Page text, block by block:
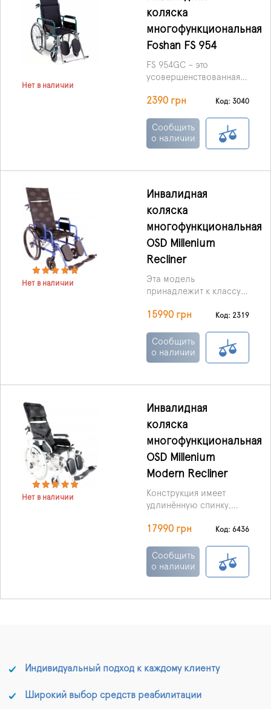
Нет в наличии
коляска
многофункциональная
Foshan FS 954
FS 954GC – это
усовершенствованная
кресла, обладающая
дополнительными
опциями, призванными
облегчить жизнь
передвижения.
2390 грн Код: 3040
Сообщить
о наличии
Нет в наличии
Инвалидная
коляска
многофункциональная
OSD Millenium
Recliner
Эта модель
принадлежит к классу
инвалидных колясок,
подходят для
использования, как в
домашних условиях, так
15990 грн Код: 2319
Сообщить
о наличии
Нет в наличии
Инвалидная
коляска
многофункциональная
OSD Millenium
Modern Recliner
Конструкция имеет
удлинённую спинку,
регулируется до 160
возможность
пользователю не
просто бодрствовать, а
17990 грн Код: 6436
Сообщить
о наличии
Индивидуальный подход к каждому клиенту
Широкий выбор средств реабилитации